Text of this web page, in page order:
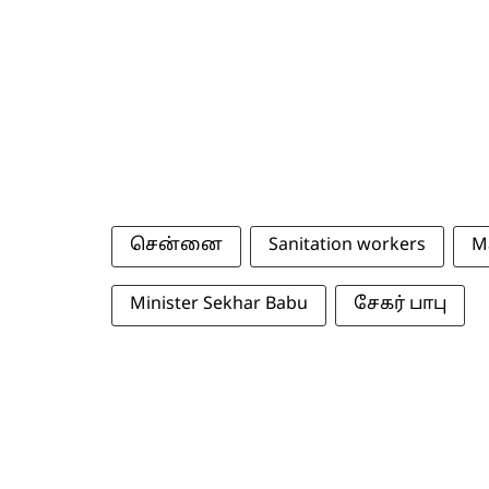
சென்னை Sanitation workers
Minister Sekhar Babu சேகர் பாபு